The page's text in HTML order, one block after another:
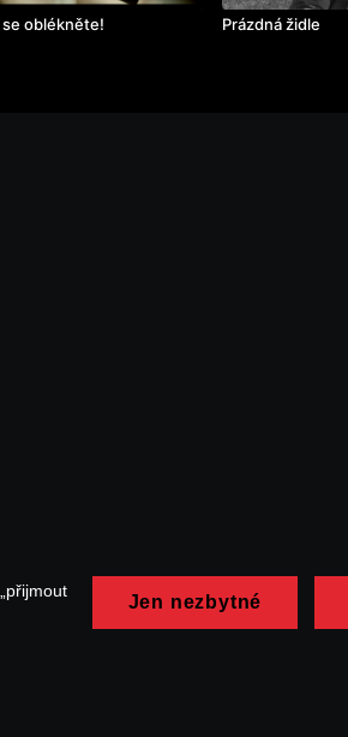
oblékněte! Prázdná židle
Jen nezbytné